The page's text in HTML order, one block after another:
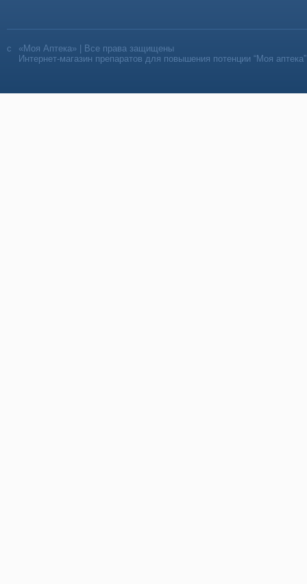
«Моя Аптека» | Все права защищены
Интернет-магазин препаратов для повышения потенции “Моя